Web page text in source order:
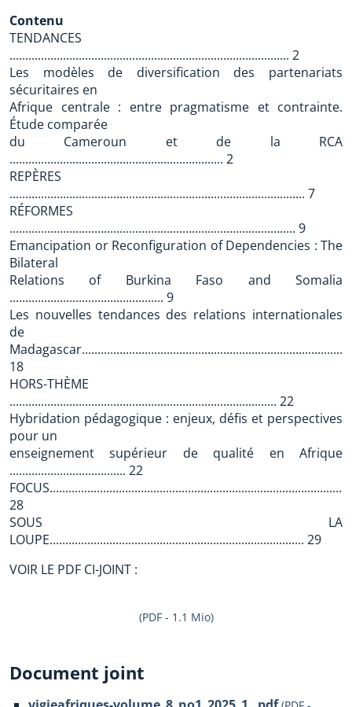
Contenu
TENDANCES
......................................................................................... 2
Les modèles de diversification des partenariats
sécuritaires en
Afrique centrale : entre pragmatisme et contrainte.
Étude comparée
du Cameroun et de la RCA
.................................................................... 2
REPÈRES
.............................................................................................. 7
RÉFORMES
........................................................................................... 9
Emancipation or Reconfiguration of Dependencies : The
Bilateral
Relations of Burkina Faso and Somalia
................................................. 9
Les nouvelles tendances des relations internationales
de
18
HORS-THÈME
..................................................................................... 22
Hybridation pédagogique : enjeux, défis et perspectives
pour un
enseignement supérieur de qualité en Afrique
..................................... 22
28
SOUS LA
LOUPE................................................................................. 29
VOIR LE PDF CI-JOINT :
(PDF - 1.1 Mio)
Document joint